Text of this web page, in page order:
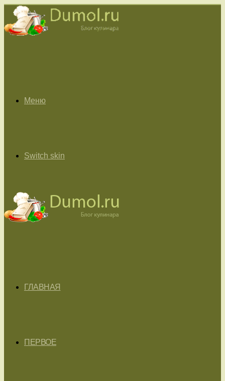
Меню
Switch skin
ГЛАВНАЯ
ПЕРВОЕ